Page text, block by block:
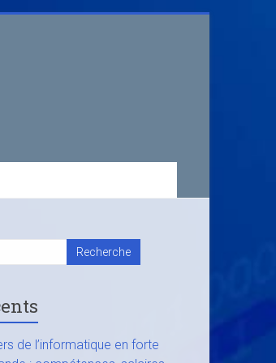
de l’informatique en forte